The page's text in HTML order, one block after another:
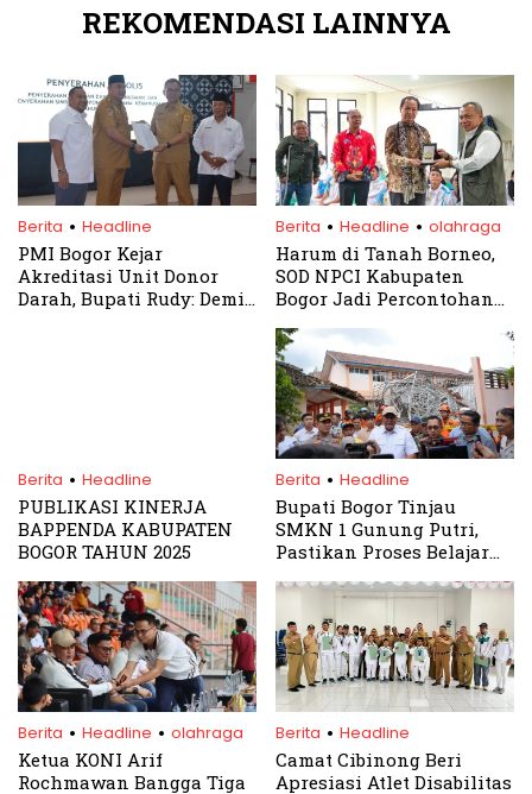
REKOMENDASI LAINNYA
Berita . Headline
PMI Bogor Kejar
Akreditasi Unit Donor
Darah, Bupati Rudy: Demi
Berita . Headline . olahraga
Harum di Tanah Borneo,
SOD NPCI Kabupaten
Bogor Jadi Percontohan
Berita . Headline
PUBLIKASI KINERJA
BAPPENDA KABUPATEN
BOGOR TAHUN 2025
Berita . Headline
Bupati Bogor Tinjau
SMKN 1 Gunung Putri,
Pastikan Proses Belajar
Berita . Headline . olahraga
Ketua KONI Arif
Rochmawan Bangga Tiga
Berita . Headline
Camat Cibinong Beri
Apresiasi Atlet Disabilitas